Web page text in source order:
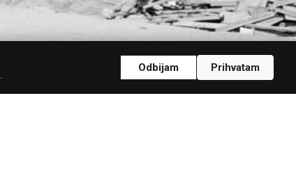
Odbijam Prihvatam